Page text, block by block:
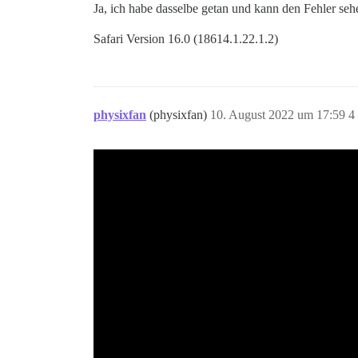
Ja, ich habe dasselbe getan und kann den Fehler
Safari Version 16.0 (18614.1.22.1.2)
physixfan (physixfan) 10. August 2022 um 17:59 4